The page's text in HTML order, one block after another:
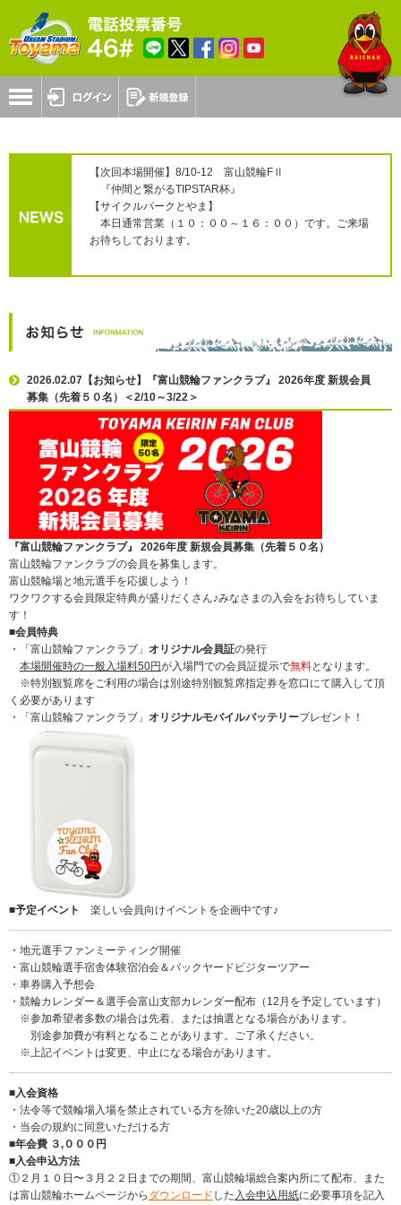
【次回本場開催】8/10-12 富山競輪FⅡ
『仲間と繋がるTIPSTAR杯』
【サイクルパークとやま】
本日通常営業（１０：００～１６：００）です。ご来場
お待ちしております。
2026.02.07【お知らせ】『富山競輪ファンクラブ』 2026年度 新規会員
募集（先着５０名）＜2/10～3/22＞
『富山競輪ファンクラブ』 2026年度 新規会員募集（先着５０名）
富山競輪ファンクラブの会員を募集します。
富山競輪場と地元選手を応援しよう！
ワクワクする会員限定特典が盛りだくさん♪みなさまの入会をお待ちしていま
す！
■会員特典
・「富山競輪ファンクラブ」 オリジナル会員証の発行
本場開催時の一般入場料50円が入場門での会員証提示で無料となります。
※特別観覧席をご利用の場合は別途特別観覧席指定券を窓口にて購入して頂
く必要があります
・「富山競輪ファンクラブ」 オリジナルモバイルバッテリープレゼント！
■予定イベント 楽しい会員向けイベントを企画中です♪
・地元選手ファンミーティング開催
・富山競輪選手宿舎体験宿泊会＆バックヤードビジターツアー
・車券購入予想会
・競輪カレンダー＆選手会富山支部カレンダー配布（12月を予定しています）
※参加希望者多数の場合は先着、または抽選となる場合があります。
別途参加費が有料となることがあります。ご了承ください。
※上記イベントは変更、中止になる場合があります。
■入会資格
・法令等で競輪場入場を禁止されている方を除いた20歳以上の方
・当会の規約に同意いただける方
■年会費 ３,０００円
■入会申込方法
①２月１０日〜３月２２日までの期間、富山競輪場総合案内所にて配布、また
は富山競輪ホームページから ダウンロード した 入会申込用紙に必要事項を記入